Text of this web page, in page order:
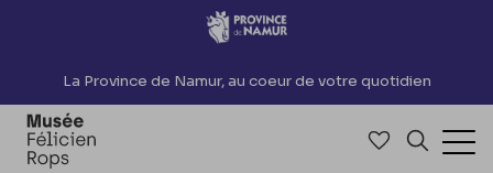
Accèder directement au contenu
La Province de Namur, au coeur de votre quotidien
Accéder à